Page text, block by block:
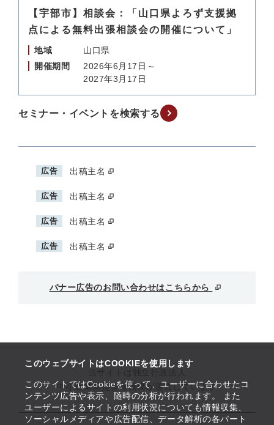
このウェブサイトはCOOKIEを使用します
このサイトではCookieを使って、ユーザーに合わせたコ
ンテンツ広告や表示、随時の分析が行われます。 また
ユーザーによるサイトの利用状況についても情報収集、
ソーシャルメディアや広告配信、データ解析の各パート
【宇部市】相談会：「山口県よろず支援拠
点による無料出張相談会の開催について」
地域
山口県
開催期間
2026年6月17日～
2027年3月17日
セミナー・イベントを検索する
広告 出稿主名
広告 出稿主名
広告 出稿主名
広告 出稿主名
バナー広告のお問い合わせはこちらから
中小企業基盤整備機構が運営しています